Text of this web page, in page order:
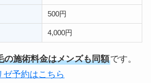
500円
4,000円
施術料金はメンズも同額です。
ゼ予約はこちら